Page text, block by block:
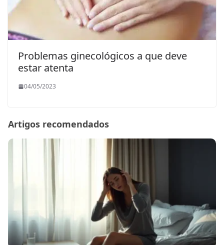
Problemas ginecológicos a que deve
estar atenta
04/05/2023
Artigos recomendados